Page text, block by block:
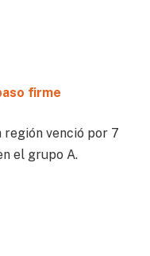
firme
región venció por 7
el grupo A.